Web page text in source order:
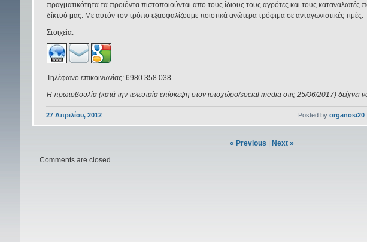
πραγματικότητα τα προϊόντα πιστοποιoύνται απο τους ίδιους τους αγρότες και τους καταναλωτές
δίκτυό μας. Με αυτόν τον τρόπο εξασφαλίζουμε ποιοτικά ανώτερα τρόφιμα σε ανταγωνιστικές τιμές.
Στοιχεία:
Τηλέφωνο επικοινωνίας: 6980.358.038
Η πρωτοβουλία (κατά την τελευταία επίσκεψη στον ιστοχώρο/social media στις 25/06/2017) δείχνει
27 Απριλίου, 2012 Posted byorganosi20
« Previous
Next »
Comments are closed.